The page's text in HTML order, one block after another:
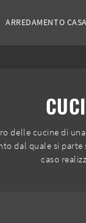
ARREDAMENTO CASA
delle cucine di
dal quale si parte
caso